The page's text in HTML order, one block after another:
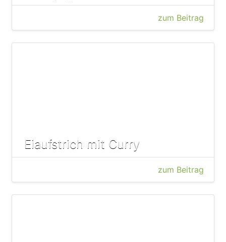
zum Beitrag
Eiaufstrich mit Curry
zum Beitrag